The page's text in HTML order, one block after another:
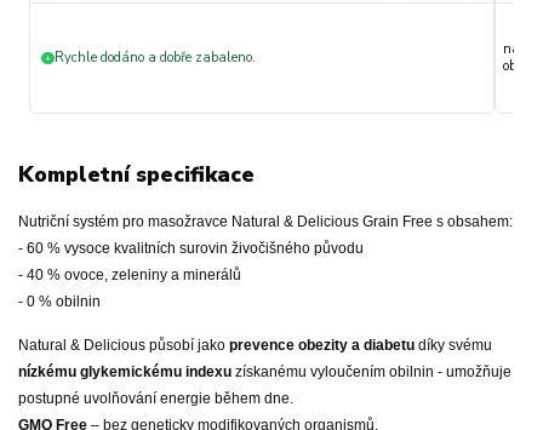
+ Rychle dodáno a dobře zabaleno.
Kompletní specifikace
Nutriční systém pro masožravce Natural & Delicious Grain Free s obsahem:
- 60 % vysoce kvalitních surovin živočišného původu
- 40 % ovoce, zeleniny a minerálů
- 0 % obilnin
Natural & Delicious působí jako prevence obezity a diabetu díky svému
nízkému glykemickému indexu získanému vyloučením obilnin - umožňuje
postupné uvolňování energie během dne.
GMO Free – bez geneticky modifikovaných organismů.